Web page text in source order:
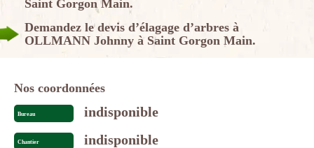
Saint Gorgon Main.
Demandez le devis d’élagage d’arbres à
OLLMANN Johnny à Saint Gorgon Main.
Nos coordonnées
Bureau indisponible
Chantier indisponible